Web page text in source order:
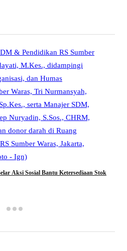
Aksi Sosial Bantu Ketersediaan Stok